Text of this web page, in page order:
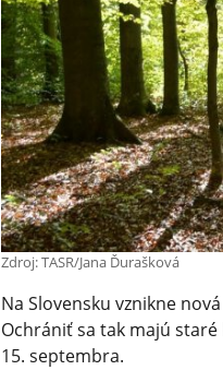
Zdroj: TASR/Jana Ďurašková
Na Slovensku vznikne
Ochrániť sa tak majú staré
15. septembra.